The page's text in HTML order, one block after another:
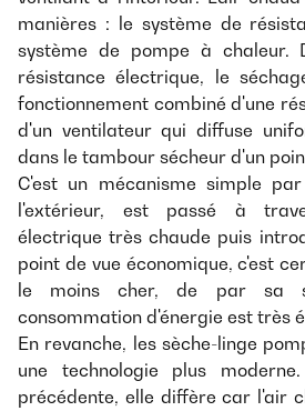
manières : le système de
système de pompe à chaleur.
résistance électrique, le
fonctionnement combiné d'une
d'un ventilateur qui diffuse
dans le tambour sécheur d'un
C'est un mécanisme simple
l'extérieur, est passé à
électrique très chaude puis
point de vue économique, c'est
le moins cher, de par sa
consommation d'énergie est très
En revanche, les sèche-linge
une technologie plus
précédente, elle diffère car l'air